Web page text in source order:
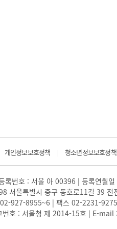
개인정보보호정책 | 청소년정보보호정책
록번호 : 서울 아 00396 | 등록연월
서울특별시 중구 동호로11길 39
927-8955~6 | 팩스 02-2231-
번호 : 서울청 제 2014-15호 | E-